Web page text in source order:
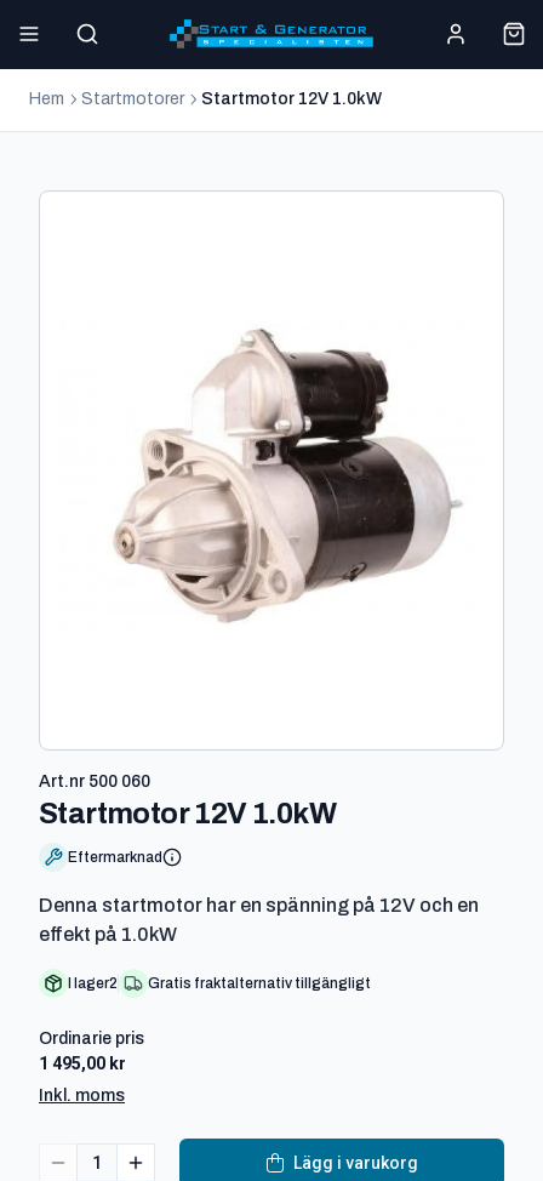
Hem Startmotorer Startmotor 12V 1.0kW
Art.nr 500 060
Startmotor 12V 1.0kW-
Eftermarknad
Denna startmotor har en spänning på 12V och en
effekt på 1.0kW
I lager2 Gratis fraktalternativ tillgängligt
Ordinarie pris
1 495,00 kr
Inkl. moms
1 Lägg i varukorg